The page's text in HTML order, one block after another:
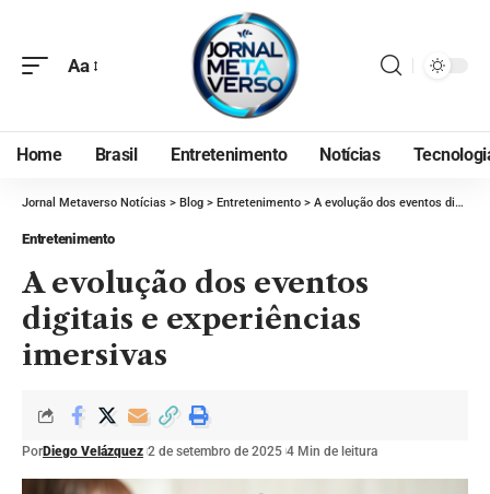
Aa
Home Brasil Entretenimento Notícias
Jornal Metaverso Notícias > Blog > Entretenimento > A evolução dos eventos digitais e experiências imersivas
Entretenimento
A evolução dos eventos
digitais e experiências
imersivas
PorDiego Velázquez 2 de setembro de 2025 4 Min de leitura